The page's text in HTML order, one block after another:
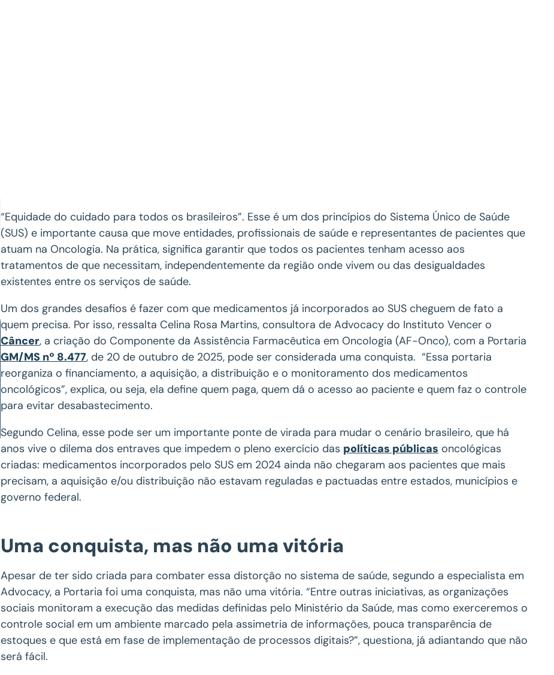
“Equidade do cuidado para todos os brasileiros”. Esse é um dos princípios do Sistema Único de Saúde
(SUS) e importante causa que move entidades, profissionais de saúde e representantes de pacientes que
atuam na Oncologia. Na prática, significa garantir que todos os pacientes tenham acesso aos
tratamentos de que necessitam, independentemente da região onde vivem ou das desigualdades
existentes entre os serviços de saúde.
Um dos grandes desafios é fazer com que medicamentos já incorporados ao SUS cheguem de fato a
quem precisa. Por isso, ressalta Celina Rosa Martins, consultora de Advocacy do Instituto Vencer o
Câncer, a criação do Componente da Assistência Farmacêutica em Oncologia (AF-Onco), com a Portaria
GM/MS nº 8.477, de 20 de outubro de 2025, pode ser considerada uma conquista. “Essa portaria
reorganiza o financiamento, a aquisição, a distribuição e o monitoramento dos medicamentos
oncológicos”, explica, ou seja, ela define quem paga, quem dá o acesso ao paciente e quem faz o controle
para evitar desabastecimento.
Segundo Celina, esse pode ser um importante ponte de virada para mudar o cenário brasileiro, que há
anos vive o dilema dos entraves que impedem o pleno exercício das políticas públicas oncológicas
criadas: medicamentos incorporados pelo SUS em 2024 ainda não chegaram aos pacientes que mais
precisam, a aquisição e/ou distribuição não estavam reguladas e pactuadas entre estados, municípios e
governo federal.
Uma conquista, mas não uma vitória
Apesar de ter sido criada para combater essa distorção no sistema de saúde, segundo a especialista em
Advocacy, a Portaria foi uma conquista, mas não uma vitória. “Entre outras iniciativas, as organizações
sociais monitoram a execução das medidas definidas pelo Ministério da Saúde, mas como exerceremos o
controle social em um ambiente marcado pela assimetria de informações, pouca transparência de
estoques e que está em fase de implementação de processos digitais?”, questiona, já adiantando que não
será fácil.